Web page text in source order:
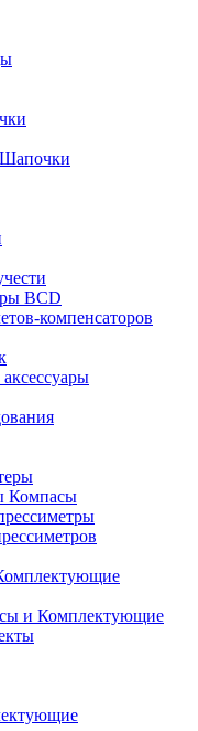
BCD
компенсаторов
Компасы
и Комплектующие